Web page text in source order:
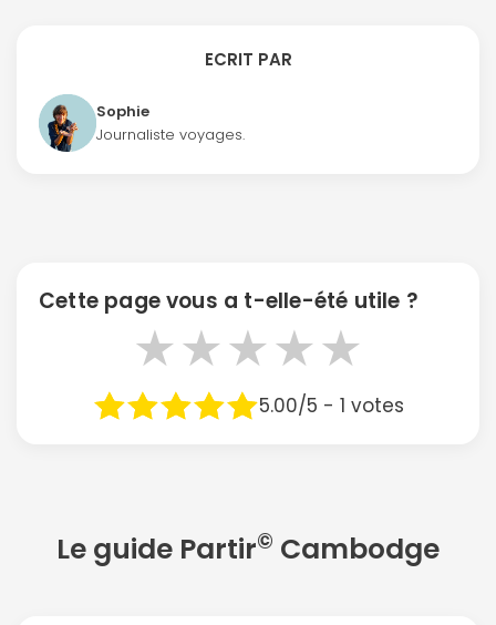
ECRIT PAR
Sophie
Journaliste voyages.
Cette page vous a t-elle-été utile ?
★
★
★
★
★
5.00/5 - 1 votes
Le guide Partir© Cambodge